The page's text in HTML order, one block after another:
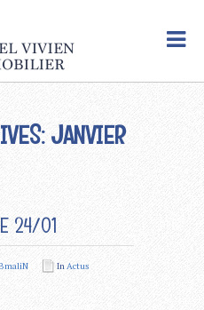
JANVIER
24/01
InActus